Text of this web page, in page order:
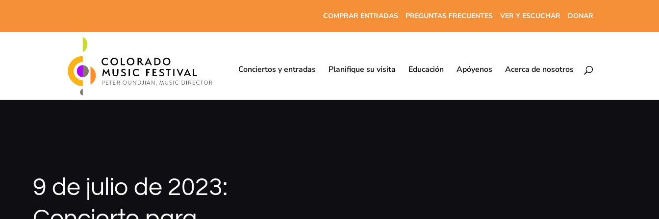
COMPRAR ENTRADAS PREGUNTAS FRECUENTES VER Y ESCUCHAR DONAR
Conciertos y entradas Planifique su visita Educación Apóyenos Acerca de nosotros
9 de julio de 2023: